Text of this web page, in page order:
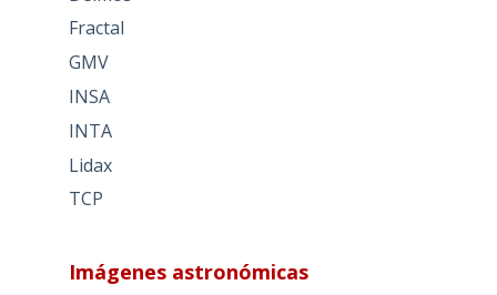
Fractal
GMV
INSA
INTA
Lidax
TCP
Imágenes astronómicas